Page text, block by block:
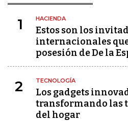
1 HACIENDA
Estos son los
internacionales
posesión de De la
2 TECNOLOGÍA
Los gadgets
transformando las
del hogar